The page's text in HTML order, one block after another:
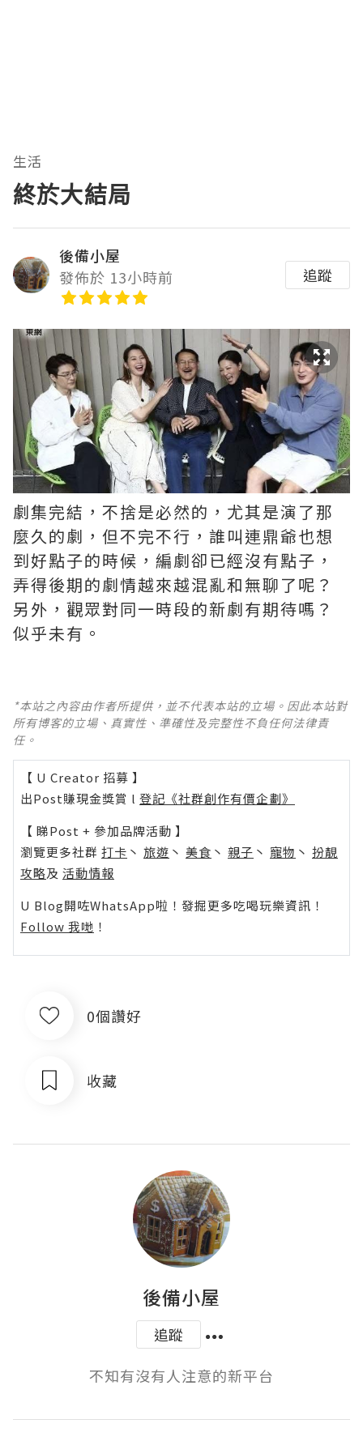
生活
終於大結局
後備小屋
發佈於 13小時前
追蹤
劇集完結，不捨是必然的，尤其是演了那
麼久的劇，但不完不行，誰叫連鼎爺也想
到好點子的時候，編劇卻已經沒有點子，
弄得後期的劇情越來越混亂和無聊了呢？ ​​​
另外，觀眾對同一時段的新劇有期待嗎？
似乎未有。
*本站之內容由作者所提供，並不代表本站的立場。因此本站對
所有博客的立場、真實性、準確性及完整性不負任何法律責
任。
【 U Creator 招募 】
出Post賺現金獎賞 l 登記《社群創作有價企劃》
【 睇Post + 參加品牌活動 】
瀏覽更多社群 打卡 丶 旅遊 丶 美食 丶 親子 丶 寵物 丶 扮靚
攻略及 活動情報
U Blog開咗WhatsApp啦！發掘更多吃喝玩樂資訊！
Follow 我哋 ！
0個讚好
收藏
後備小屋
追蹤
不知有沒有人注意的新平台